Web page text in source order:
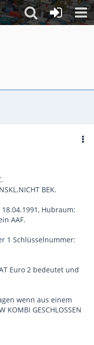
BEK.
18.04.1991, Hubraum:
AAF.
1 Schlüsselnummer:
Euro 2 bedeutet und
wenn aus einem
KOMBI GESCHLOSSEN